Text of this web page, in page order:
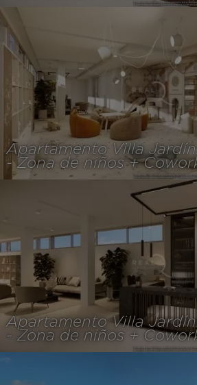
Apartamento Villa
- Zona de niños +
Apartamento Villa
- Zona de niños +